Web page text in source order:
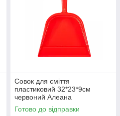
Совок для сміття
пластиковий 32*23*9см
червоний Алеана
Готово до відправки